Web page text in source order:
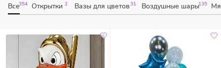
Все354 Открытки 2 Вазы для цветов31 Воздушные шары135